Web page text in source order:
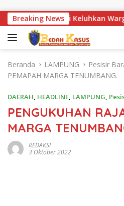
Breaking News
Basarang di Keluhkan Warga
Beranda LAMPUNG Pesisir
PEMAPAH MARGA TENUMBANG.
DAERAH, HEADLINE, LAMPUNG,
PENGUKUHAN
MARGA
REDAKSI
3 Oktober 2022